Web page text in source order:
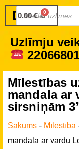
Druku.lv
0.00€
Uzlīmju
Mīlestības
mandala ar
sirsniņām
Sākums - Mīlestība
mandala ar vārdu